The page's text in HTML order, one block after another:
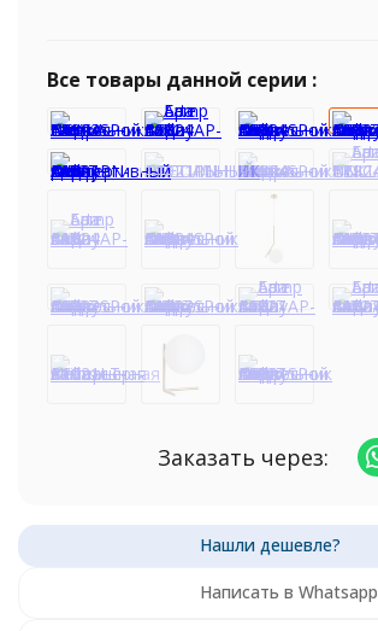
Все товары данной серии :
Заказать через:
Написать в Whatsapp